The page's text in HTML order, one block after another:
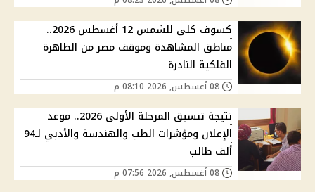
كسوف كلي للشمس 12 أغسطس 2026..
مناطق المشاهدة وموقف مصر من الظاهرة
الفلكية النادرة
نتيجة تنسيق المرحلة الأولى 2026.. موعد
الإعلان ومؤشرات الطب والهندسة والأدبي لـ94
ألف طالب